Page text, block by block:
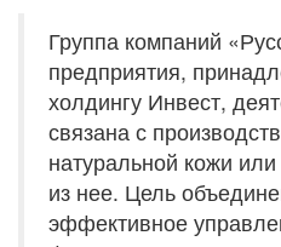
Группа компаний
предприятия,
холдингу Инвест,
связана с
натуральной кожи
из нее. Цель
эффективное